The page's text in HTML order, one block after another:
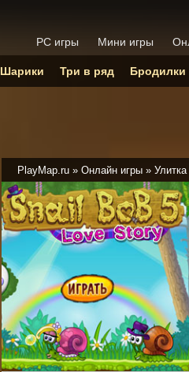
PlayMap.ru » Онлайн игры »
PC игры Мини игры
Шарики Три в ряд Бродилки